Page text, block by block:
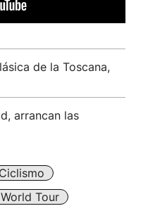
de la Toscana,
arrancan las
Tour